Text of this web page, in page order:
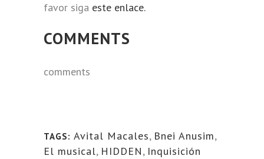
favor siga este enlace.
COMMENTS
comments
TAGS: Avital Macales, Bnei Anusim,
El musical, HIDDEN, Inquisición